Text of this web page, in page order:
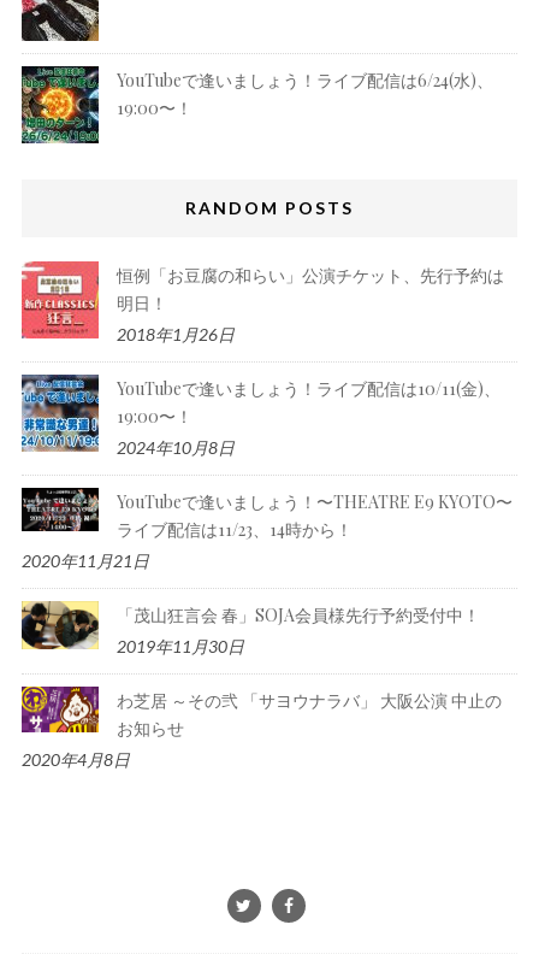
YouTubeで逢いましょう！ライブ配信は6/24(水)、
19:00〜！
RANDOM POSTS
恒例「お豆腐の和らい」公演チケット、先行予約は
明日！
2018年1月26日
YouTubeで逢いましょう！ライブ配信は10/11(金)、
19:00〜！
2024年10月8日
YouTubeで逢いましょう！〜THEATRE E9 KYOTO〜
ライブ配信は11/23、14時から！
2020年11月21日
「茂山狂言会 春」SOJA会員様先行予約受付中！
2019年11月30日
わ芝居 ～その弐 「サヨウナラバ」 大阪公演 中止の
お知らせ
2020年4月8日